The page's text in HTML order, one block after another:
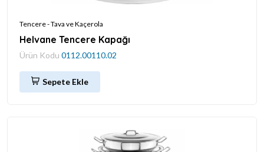
Tencere - Tava ve Kaçerola
Helvane Tencere Kapağı
Ürün Kodu 0112.00110.02
Sepete Ekle